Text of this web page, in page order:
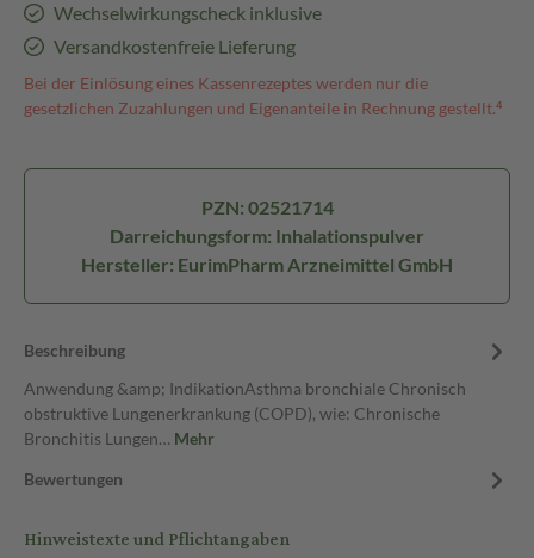
Wechselwirkungscheck inklusive
Versandkostenfreie Lieferung
Bei der Einlösung eines Kassenrezeptes werden nur die
gesetzlichen Zuzahlungen und Eigenanteile in Rechnung gestellt.⁴
PZN: 02521714
Darreichungsform: Inhalationspulver
Hersteller: EurimPharm Arzneimittel GmbH
Beschreibung
Anwendung &amp; IndikationAsthma bronchiale Chronisch
obstruktive Lungenerkrankung (COPD), wie: Chronische
Bronchitis Lungen… Mehr
Bewertungen
Hinweistexte und Pflichtangaben